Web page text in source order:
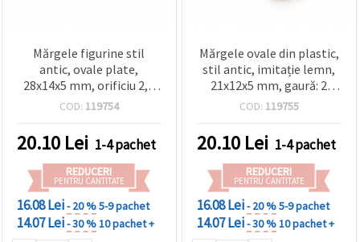
Mărgele figurine stil
antic, ovale plate,
28x14x5 mm, orificiu 2,5
mm, maro, culoare lemn
bijuterii handmade
COD: 119754
20.10 Lei 1-4 pachet
REDUCERI
PENTRU CANTITATE
16.08 Lei- 20 %5-9 pachet
14.07 Lei- 30 %10 pachet +
Mărgele ovale din plastic,
stil antic, imitație lemn,
21x12x5 mm, gaură: 2
mm, maro - 50 g (~60
COD: 119755
20.10 Lei 1-4 pachet
REDUCERI
PENTRU CANTITATE
16.08 Lei- 20 %5-9 pachet
14.07 Lei- 30 %10 pachet +